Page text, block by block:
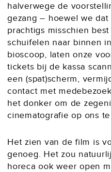
halverwege de
gezang – hoewel we
prachtigs misschien
schuifelen naar binnen
bioscoop, laten onze
tickets bij de kassa
een (spat)scherm,
contact met
het donker om de
cinematografie op ons
Het zien van de film is
genoeg. Het zou
horeca ook weer open